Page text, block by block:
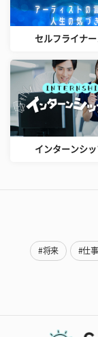
セルフライナ
インターンシ
#将来 #仕事